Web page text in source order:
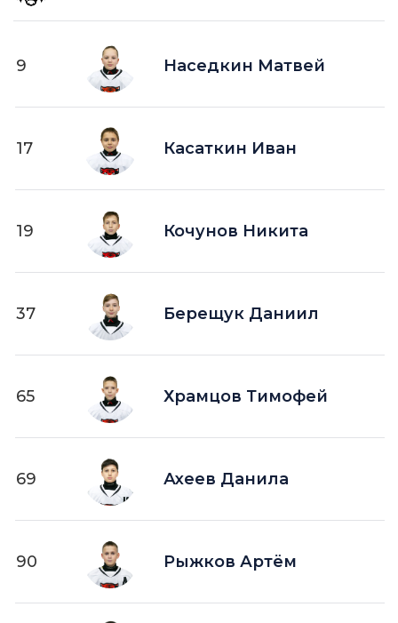
9 Наседкин Матвей
17 Касаткин Иван
19 Кочунов Никита
37 Берещук Даниил
65 Храмцов Тимофей
69 Ахеев Данила
90 Рыжков Артём